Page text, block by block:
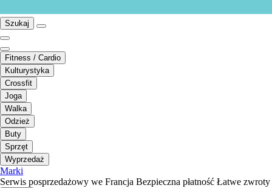
Szukaj
Fitness / Cardio
Kulturystyka
Crossfit
Joga
Walka
Odzież
Buty
Sprzęt
Wyprzedaż
Marki
Serwis posprzedażowy we Francja Bezpieczna płatność Łatwe zwroty